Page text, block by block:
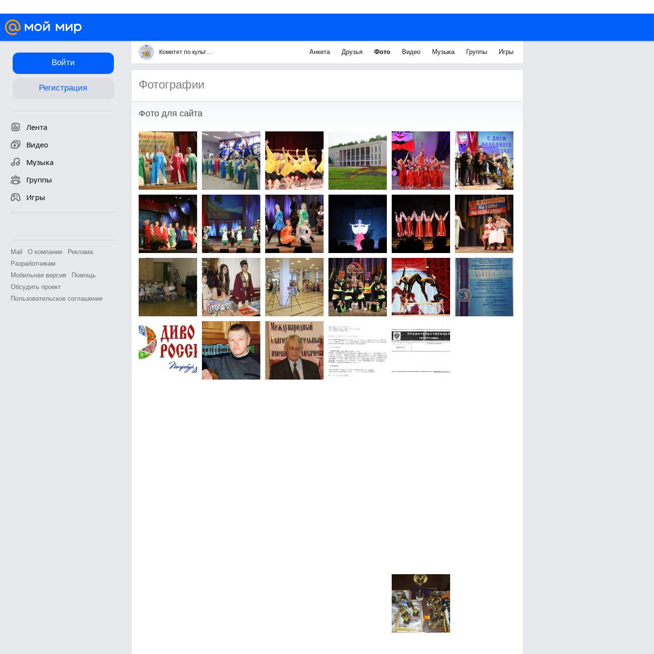
Войти
Регистрация
Лента
Видео
Музыка
Группы
Игры
Mail О компании
Реклама
Разработчикам
Мобильная версия
Помощь
Обсудить проект
Пользовательское соглашение
Комитет по культуре городского округа Королёв Анкета Друзья Фото Видео Музыка Группы Игры
Фотографии
Фото для сайта